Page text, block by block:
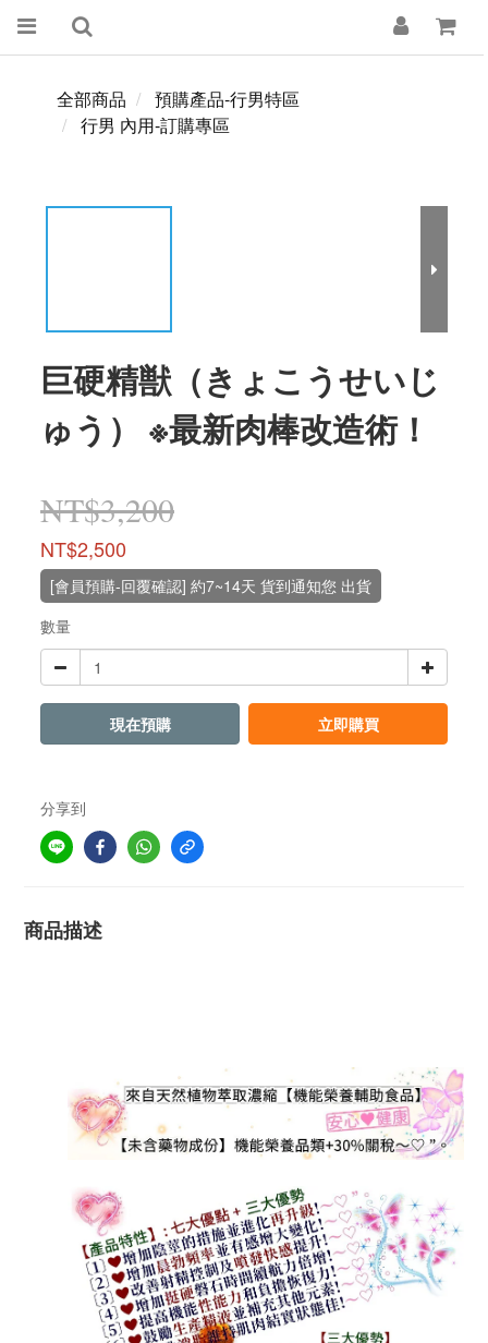
全部商品
預購產品-行男特區
行男 內用-訂購專區
巨硬精獣（きょこうせいじ
ゅう） ※最新肉棒改造術！
NT$3,200
NT$2,500
[會員預購-回覆確認] 約7~14天 貨到通知您 出貨
數量
現在預購 立即購買
分享到
商品描述